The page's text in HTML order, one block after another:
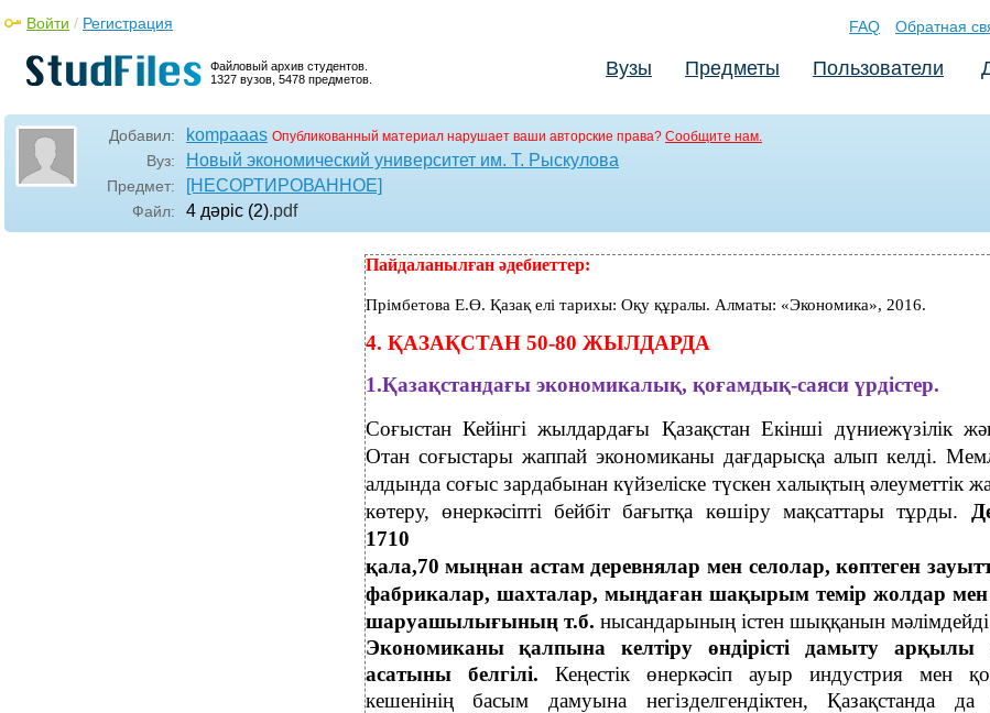
Файловый архив студентов.
1327 вузов, 5478 предметов.
Войти / Регистрация FAQ Обратная
Вузы Предметы Пользователи
Добавил: kompaaas Опубликованный материал нарушает ваши авторские права? Сообщите нам.
Вуз: Новый экономический университет им. Т. Рыскулова
Предмет: [НЕСОРТИРОВАННОЕ]
Файл: 4 дәріс (2).pdf
Пайдаланылған әдебиеттер:
Прімбетова Е.Ө. Қазақ елі тарихы: Оқу құралы. Алматы: «Экономика», 2016.
4. ҚАЗАҚСТАН 50-80 ЖЫЛДАРДА
1.Қазақстандағы экономикалық, қоғамдық-саяси үрдістер.
Соғыстан Кейінгі жылдардағы Қазақстан Екінші дүниежүзілік
Отан соғыстары жаппай экономиканы дағдарысқа алып келді.
алдында соғыс зардабынан күйзеліске түскен халықтың әлеуметтік
көтеру, өнеркәсіпті бейбіт бағытқа көшіру мақсаттары тұрды.
1710
қала,70 мыңнан астам деревнялар мен селолар, көптеген
фабрикалар, шахталар, мыңдаған шақырым темір жолдар
шаруашылығының т.б. нысандарының істен шыққанын
Экономиканы қалпына келтіру өндірісті дамыту арқылы
асатыны белгілі. Кеңестік өнеркәсіп ауыр индустрия мен
кешенінің басым дамуына негізделгендіктен, Қазақстанда да